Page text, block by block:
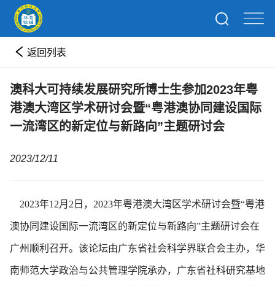
返回列表
澳科大可持续发展研究所博士生参加2023年粤
港澳大湾区学术研讨会暨“粤港澳协同建设国际
一流湾区的新定位与新路向”主题研讨会
2023/12/11
2023年12月2日，2023年粤港澳大湾区学术研讨会暨“粤港
澳协同建设国际一流湾区的新定位与新路向”主题研讨会在
广州顺利召开。该论坛由广东省社会科学界联合会主办，华
南师范大学政治与公共管理学院承办，广东省社科研究基地